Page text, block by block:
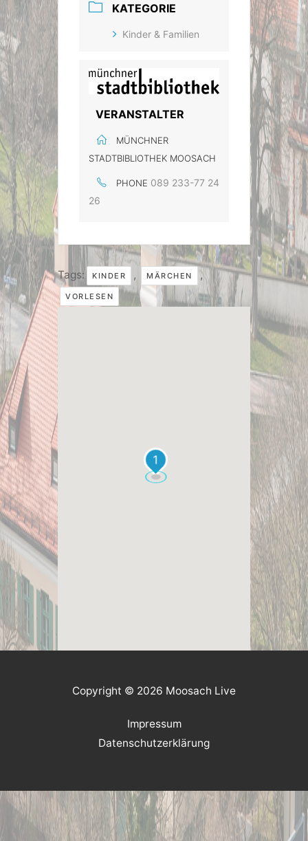
KATEGORIE
Kinder & Familien
VERANSTALTER
MÜNCHNER
STADTBIBLIOTHEK MOOSACH
PHONE 089 233-77 24
26
Tags: KINDER , MÄRCHEN ,
VORLESEN
1
Copyright © 2026 Moosach Live
Impressum
Datenschutzerklärung